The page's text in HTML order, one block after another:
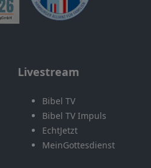
Livestream
Bibel TV
Bibel TV Impuls
EchtJetzt
MeinGottesdienst